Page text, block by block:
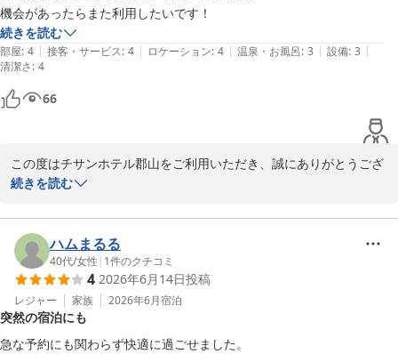
に取り入れており、多くのお客様よりご好評をいただいておりま
す。お楽しみいただけたようで何よりでございます。
今後とも皆様に快適な空間を提供できるよう設備の維持管理を含
め、より一層精進してまいる所存です。お気づきの点などございま
したら、今後の運営の参考にさせていただきます。
チサンホテル郡山　福重
チサンホテル郡山
2026-07-09
機会があったらまた利用したいです！
続きを読む
部屋: 4 | 接客・サービス: 4 | ロケーション: 4 | 温泉・お風呂: 3 | 設備: 3 |
清潔さ: 4
66
この度はチサンホテル郡山をご利用いただき、誠にありがとうござ
いました。
当ホテルはJR郡山駅西口より徒歩2分という立地にあり、多くのお
客様から利便性についてご好評をいただいております。
お客様にも快適にお過ごしいただけたご様子で大変嬉しく存じま
す。
また郡山へおこしの際は、ぜひ当ホテルをご利用ください。
また次回のご来館をスタッフ一同心よりお待ちしております。
続きを読む
ハムまるる
40代/女性 | 1件のクチコミ
4 2026年6月14日投稿
レジャー 家族 2026年6月宿泊
突然の宿泊にも
急な予約にも関わらず快適に過ごせました。